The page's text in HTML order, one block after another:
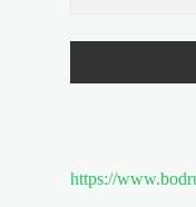
https://